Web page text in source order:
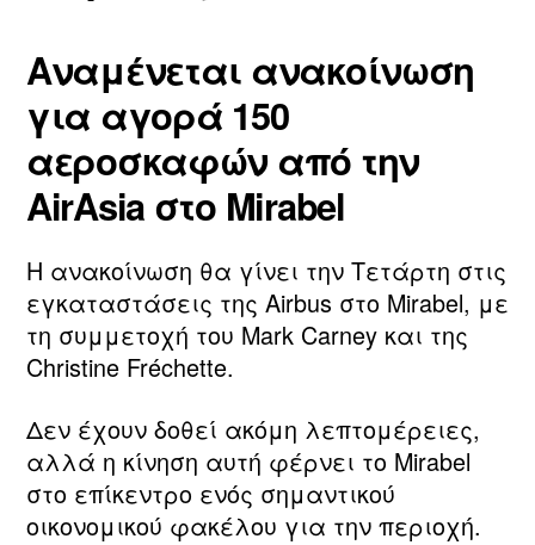
Αναμένεται ανακοίνωση
για αγορά 150
αεροσκαφών από την
AirAsia στο Mirabel
Η ανακοίνωση θα γίνει την Τετάρτη στις
εγκαταστάσεις της Airbus στο Mirabel, με
τη συμμετοχή του Mark Carney και της
Christine Fréchette.
Δεν έχουν δοθεί ακόμη λεπτομέρειες,
αλλά η κίνηση αυτή φέρνει το Mirabel
στο επίκεντρο ενός σημαντικού
οικονομικού φακέλου για την περιοχή.